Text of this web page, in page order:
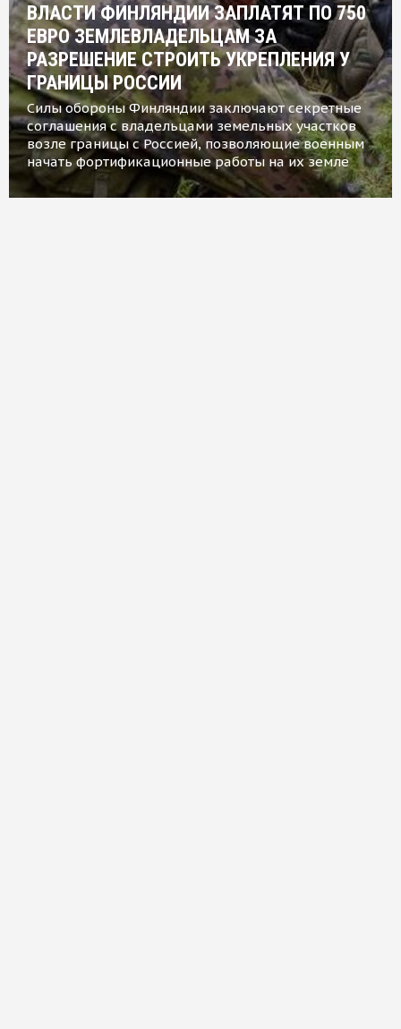
ВЛАСТИ ФИНЛЯНДИИ ЗАПЛАТЯТ ПО 750
ЕВРО ЗЕМЛЕВЛАДЕЛЬЦАМ ЗА
РАЗРЕШЕНИЕ СТРОИТЬ УКРЕПЛЕНИЯ У
ГРАНИЦЫ РОССИИ
Силы обороны Финляндии заключают секретные
соглашения с владельцами земельных участков
возле границы с Россией, позволяющие военным
начать фортификационные работы на их земле